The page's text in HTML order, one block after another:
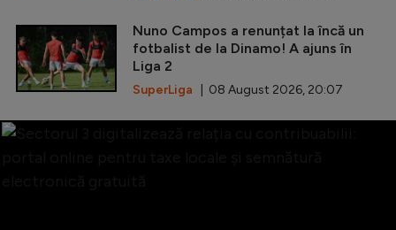
Nuno Campos a renunțat la încă un
fotbalist de la Dinamo! A ajuns în
Liga 2
SuperLiga | 08 August 2026, 20:07